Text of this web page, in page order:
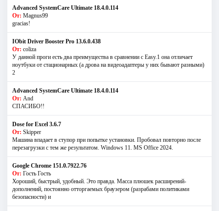
Advanced SystemCare Ultimate 18.4.0.114
От: Magnus99
gracias!
IObit Driver Booster Pro 13.6.0.438
От: coliza
У данной проги есть два преимущества в сравнении с Easy.1 она отличает
ноутбуки от стационарных (а дрова на видеоадаптеры у них бывают разными)
2
Advanced SystemCare Ultimate 18.4.0.114
От: And
СПАСИБО!!
Dose for Excel 3.6.7
От: Skipper
Машина впадает в ступор при попытке установки. Пробовал повторно после
перезагрузки с тем же результатом. Windows 11. MS Offiсe 2024.
Google Chrome 151.0.7922.76
От: Гость Гость
Хороший, быстрый, удобный. Это правда. Масса плюшек расширений-
дополнений, постоянно отторгаемых браузером (разрабами политиками
безопасности) и